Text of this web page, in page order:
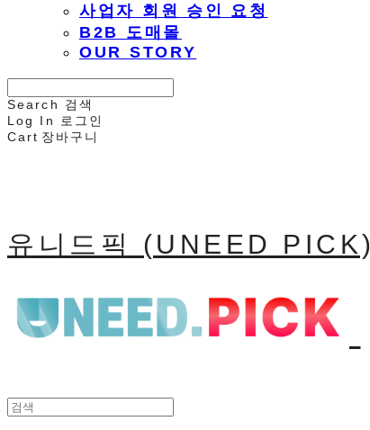
사업자 회원 승인 요청
B2B 도매몰
OUR STORY
Search
검색
Log In
로그인
Cart 장바구니
유니드픽 (UNEED PICK)